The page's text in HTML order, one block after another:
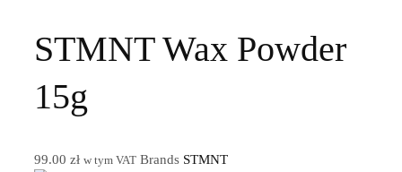
STMNT Wax Powder
15g
99.00 zł w tym VATBrands STMNT